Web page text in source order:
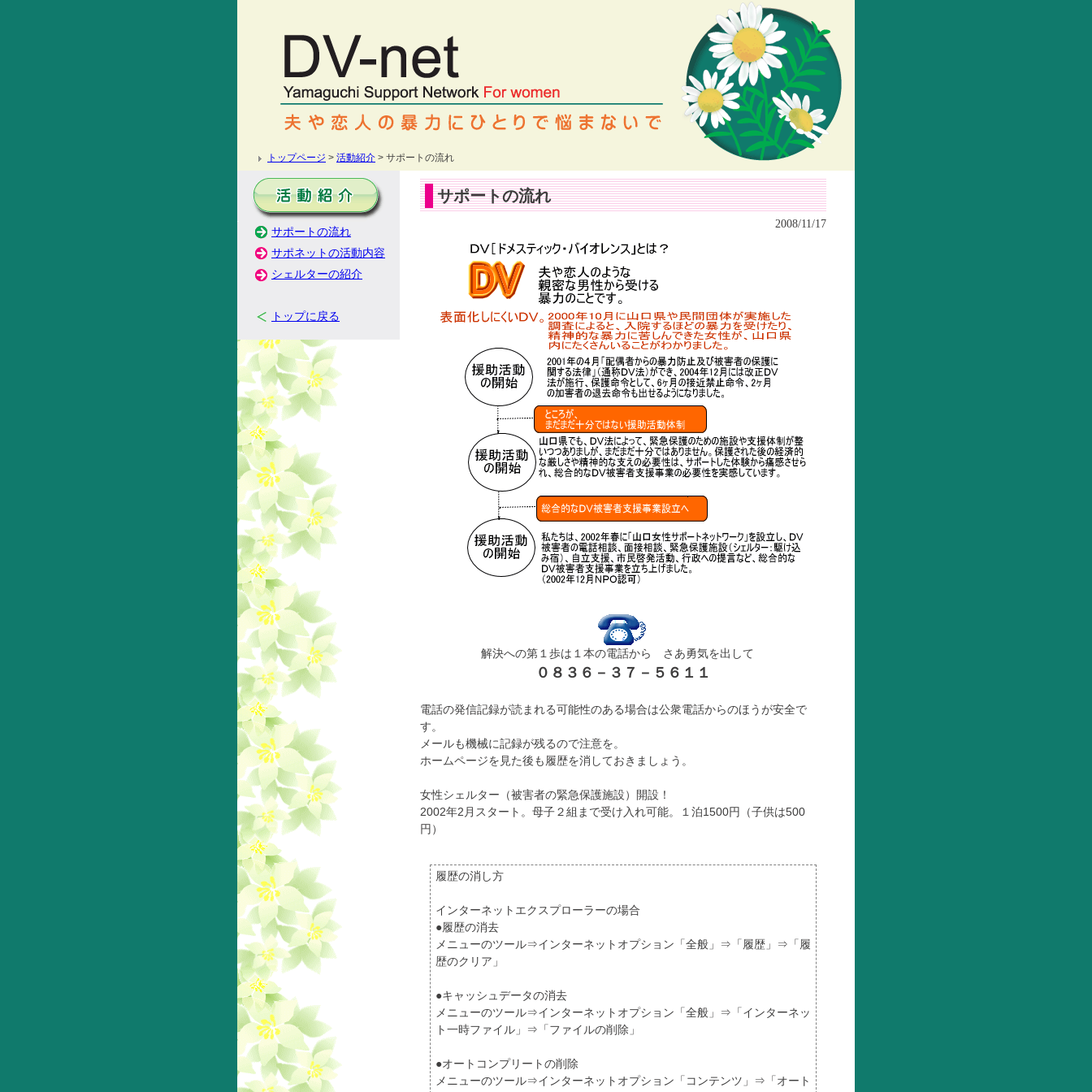
トップページ > 活動紹介 > サポートの流れ
サポートの流れ
サポネットの活動内容
シェルターの紹介
トップに戻る
サポートの流れ
2008/11/17
解決への第１歩は１本の電話から さあ勇気を出して
０８３６－３７－５６１１
電話の発信記録が読まれる可能性のある場合は公衆電話からのほうが安全で
す。
メールも機械に記録が残るので注意を。
ホームページを見た後も履歴を消しておきましょう。
女性シェルター（被害者の緊急保護施設）開設！
2002年2月スタート。母子２組まで受け入れ可能。１泊1500円（子供は500
円）
履歴の消し方
インターネットエクスプローラーの場合
●履歴の消去
メニューのツール⇒インターネットオプション「全般」⇒「履歴」⇒「履
歴のクリア」
●キャッシュデータの消去
メニューのツール⇒インターネットオプション「全般」⇒「インターネッ
ト一時ファイル」⇒「ファイルの削除」
●オートコンプリートの削除
メニューのツール⇒インターネットオプション「コンテンツ」⇒「オート